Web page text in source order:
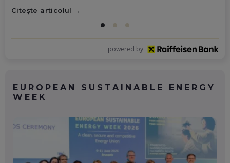
Citește articolul
powered by
EUROPEAN SUSTAINABLE ENERGY
WEEK